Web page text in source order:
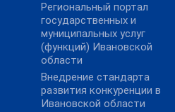
Региональный портал
государственных и
муниципальных услуг
(функций) Ивановской
области
Внедрение стандарта
развития конкуренции в
Ивановской области